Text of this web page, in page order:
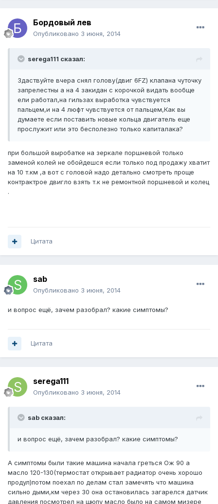
Бордовый лев
Опубликовано 3 июня, 2014
serega111 сказал:
Здаствуйте вчера снял голову(двиг 6FZ) клапана чуточку
запрелестны а на 4 закидан с корочкой видать вообще
ели работал,на гильзах выработка чувствуется
пальцем,и на 4 люфт чувствуется от пальцем,Как вы
думаете если поставить новые кольца двигатель еще
прослужит или это бесполезно только капиталака?
при большой выробатке на зеркале поршневой только
заменой колей не обойдешся если только под продажу хватит
на 10 т.км ,а вот с головой надо детально смотреть проще
контрактрое двигло взять т.к не ремонтной поршневой и колец
.
Цитата
sab
Опубликовано 3 июня, 2014
и вопрос ещё, зачем разобрал? какие симптомы?
Цитата
serega111
Опубликовано 3 июня, 2014
sab сказал:
и вопрос ещё, зачем разобрал? какие симптомы?
А симптомы были такие машина начала греться Ож 90 а
масло 120-130(термостат открывает радиатор очень хорошо
продул)потом поехал по делам стал замечять что машина
сильно дыми,км через 30 она остановилась загарелся датчик
давления посмотрел на щюпу масло было на самом мизере